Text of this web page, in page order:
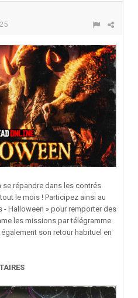
répandre dans les contrés
le mois ! Participez ainsi au
- Halloween » pour remporter des
les missions par télégramme.
son retour habituel en